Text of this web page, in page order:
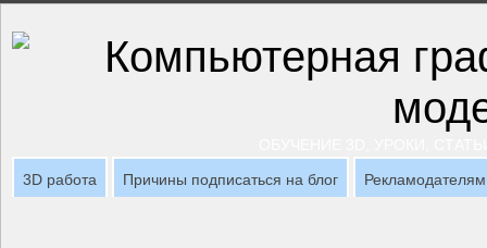
3D работа
Причины подписаться на блог Рекламодателям